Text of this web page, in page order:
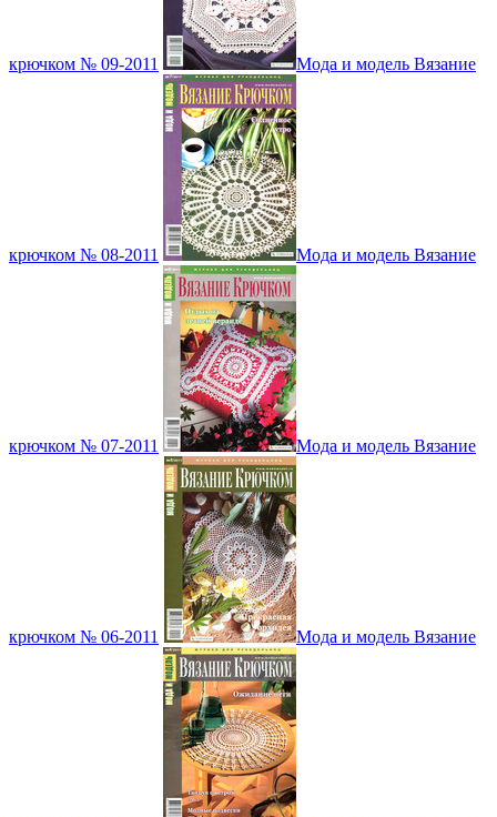
крючком № 09-2011 Мода и модель Вязание
крючком № 08-2011 Мода и модель Вязание
крючком № 07-2011 Мода и модель Вязание
крючком № 06-2011 Мода и модель Вязание